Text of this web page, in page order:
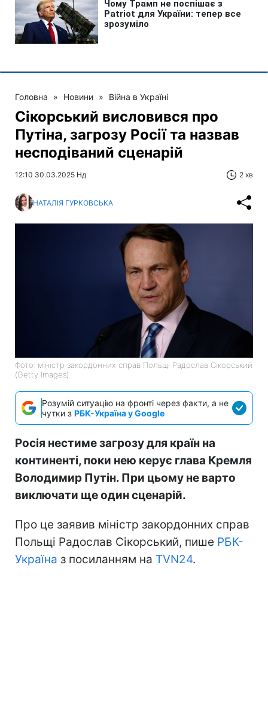
Головна » Новини » Війна в Україні
Сікорський висловився про
Путіна, загрозу Росії та назвав
несподіваний сценарій
12:10 30.03.2025 Нд 2 хв
НАТАЛІЯ ГУРКОВСЬКА
Фото: міністр закордонних справ Польщі Радослав Сікорський
(Getty Images)
Розумій ситуацію на фронті через факти, а не
чутки з РБК-Україна у Google
Росія нестиме загрозу для країн на
континенті, поки нею керує глава Кремля
Володимир Путін. При цьому не варто
виключати ще один сценарій.
Про це заявив міністр закордонних справ
Польщі Радослав Сікорський, пише РБК-
Україна з посиланням на TVN24.